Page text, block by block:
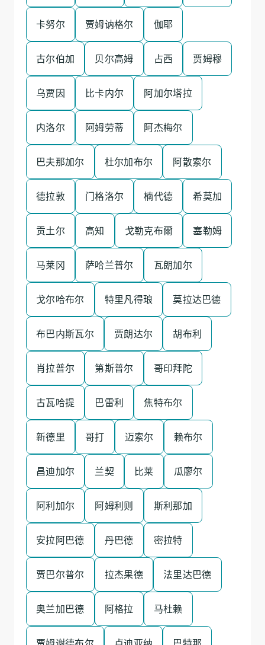
卡努尔 贾姆讷格尔 伽耶
古尔伯加 贝尔高姆 占西 贾姆穆
乌贾因 比卡内尔 阿加尔塔拉
内洛尔 阿姆劳蒂 阿杰梅尔
巴夫那加尔 杜尔加布尔 阿散索尔
德拉敦 门格洛尔 楠代德 希莫加
贡土尔 高知 戈勒克布爾 塞勒姆
马莱冈 萨哈兰普尔 瓦朗加尔
戈尔哈布尔 特里凡得琅 莫拉达巴德
布巴内斯瓦尔 贾朗达尔 胡布利
肖拉普尔 第斯普尔 哥印拜陀
古瓦哈提 巴雷利 焦特布尔
新德里 哥打 迈索尔 赖布尔
昌迪加尔 兰契 比莱 瓜廖尔
阿利加尔 阿姆利则 斯利那加
安拉阿巴德 丹巴德 密拉特
贾巴尔普尔 拉杰果德 法里达巴德
奥兰加巴德 阿格拉 马杜赖